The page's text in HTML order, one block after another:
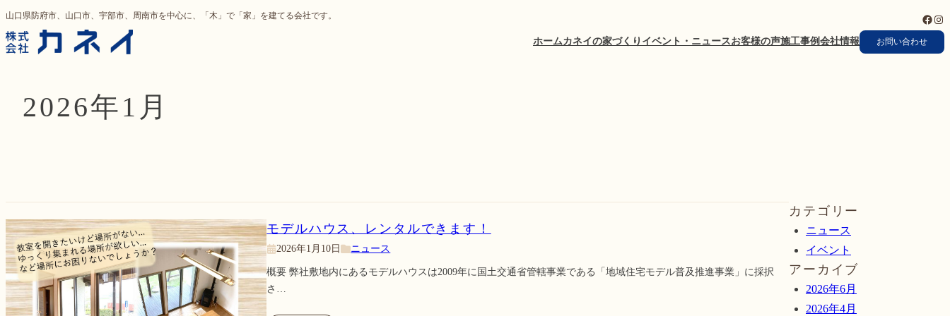
内
容
を
山口県防府市、山口市、宇部市、周南市を中心に、「木」で「家」を建てる会社です。
ホームカネイの家づくり イベント・ニュースお客様の声施工事例会社情報 お問い合わせ
2026年1月
モデルハウス、レンタルできます！
2026年1月10日 ニュース
概要 弊社敷地内にあるモデルハウスは2009年に国土交通省管轄事業である「地域住宅モデル普及推進事業」に採択
さ…
カテゴリー
ニュース
イベント
アーカイブ
2026年6月
2026年4月